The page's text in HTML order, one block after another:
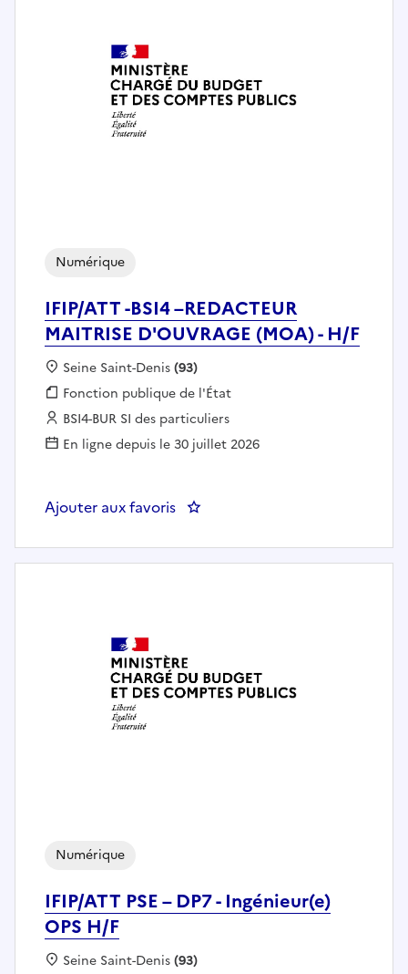
IFIP/ATT -BSI4 –REDACTEUR
MAITRISE D'OUVRAGE (MOA) - H/F
Numérique
Localisation :
Seine Saint-Denis(93)
Fonction publique :
Fonction publique de l'État
Employeur :
BSI4-BUR SI des particuliers
En ligne depuis le 30 juillet 2026
Ajouter aux favoris : IFIP/ATT -BSI4 –REDACTEUR
IFIP/ATT PSE – DP7 - Ingénieur(e)
OPS H/F
Numérique
Localisation :
Seine Saint-Denis(93)